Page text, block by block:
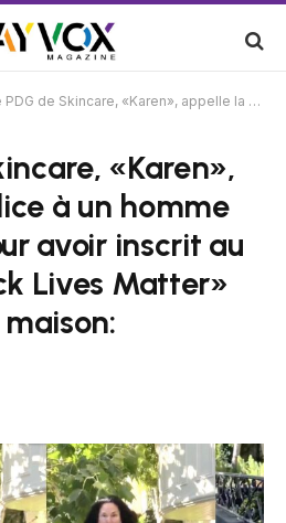
Skincare, «Karen», appelle la police à un homme de couleur pour avoir inscrit au pochoir «Black Lives Matter» sur sa propre maison: REGARDER
«Karen»,
à un homme
avoir inscrit au
Lives Matter»